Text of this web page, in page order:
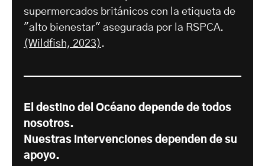
supermercados británicos con la etiqueta de
"alto bienestar" asegurada por la RSPCA.
(Wildfish, 2023) .
El destino del Océano depende de todos
nosotros.
Nuestras intervenciones dependen de su
apoyo.